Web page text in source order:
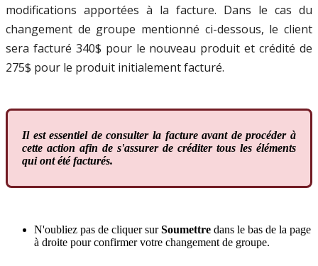
modifications apportées à la facture. Dans le cas du
changement de groupe mentionné ci-dessous, le client
sera facturé 340$ pour le nouveau produit et crédité de
275$ pour le produit initialementfacturé.
Il est essentiel de consulter la facture avant de procéder à
cette action afin de s'assurer de créditer tous les éléments
qui ont été facturés.
N'oubliez pas de cliquer sur Soumettre dans le bas de la page
à droite pour confirmer votre changement de groupe.